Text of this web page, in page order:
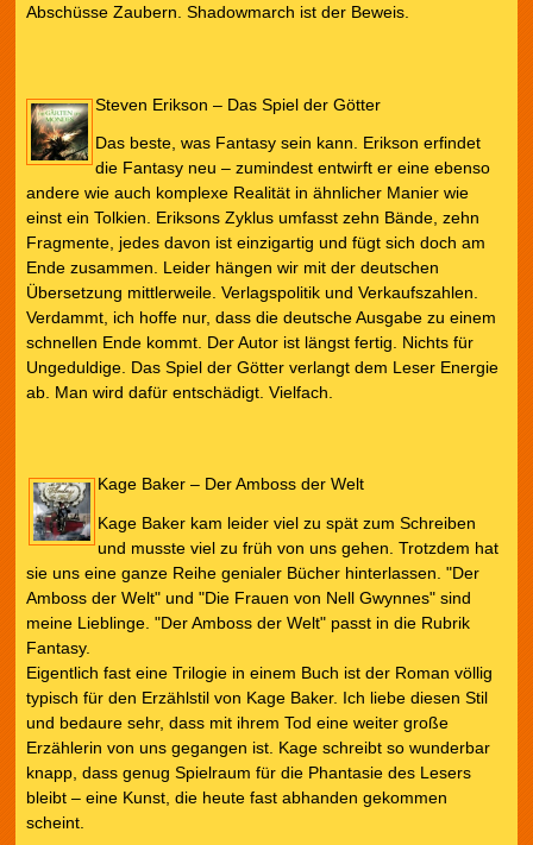
Abschüsse Zaubern. Shadowmarch ist der Beweis.
Steven Erikson – Das Spiel der Götter
Das beste, was Fantasy sein kann. Erikson erfindet
die Fantasy neu – zumindest entwirft er eine ebenso
andere wie auch komplexe Realität in ähnlicher Manier wie
einst ein Tolkien. Eriksons Zyklus umfasst zehn Bände, zehn
Fragmente, jedes davon ist einzigartig und fügt sich doch am
Ende zusammen. Leider hängen wir mit der deutschen
Übersetzung mittlerweile. Verlagspolitik und Verkaufszahlen.
Verdammt, ich hoffe nur, dass die deutsche Ausgabe zu einem
schnellen Ende kommt. Der Autor ist längst fertig. Nichts für
Ungeduldige. Das Spiel der Götter verlangt dem Leser Energie
ab. Man wird dafür entschädigt. Vielfach.
Kage Baker – Der Amboss der Welt
Kage Baker kam leider viel zu spät zum Schreiben
und musste viel zu früh von uns gehen. Trotzdem hat
sie uns eine ganze Reihe genialer Bücher hinterlassen. "Der
Amboss der Welt" und "Die Frauen von Nell Gwynnes" sind
meine Lieblinge. "Der Amboss der Welt" passt in die Rubrik
Fantasy.
Eigentlich fast eine Trilogie in einem Buch ist der Roman völlig
typisch für den Erzählstil von Kage Baker. Ich liebe diesen Stil
und bedaure sehr, dass mit ihrem Tod eine weiter große
Erzählerin von uns gegangen ist. Kage schreibt so wunderbar
knapp, dass genug Spielraum für die Phantasie des Lesers
bleibt – eine Kunst, die heute fast abhanden gekommen
scheint.